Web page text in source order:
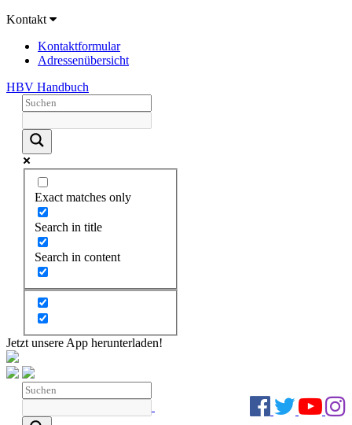
Kontakt
Kontaktformular
Adressenübersicht
HBV Handbuch
Exact matches only
Search in title
Search in content
Jetzt unsere App herunterladen!